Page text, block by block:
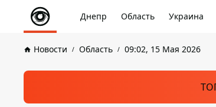
Днепр Область Украина
Новости Область 09:02, 15 Мая 2026